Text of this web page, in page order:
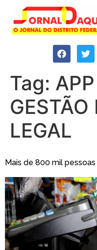
Tag:
GESTÃO
LEGAL
Mais de 800 mil